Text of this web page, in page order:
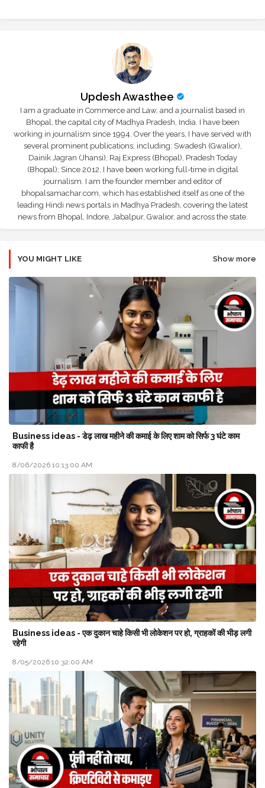
Updesh Awasthee
I am a graduate in Commerce and Law, and a journalist based in
Bhopal, the capital city of Madhya Pradesh, India. I have been
working in journalism since 1994. Over the years, I have served with
several prominent publications, including: Swadesh (Gwalior),
Dainik Jagran (Jhansi), Raj Express (Bhopal), Pradesh Today
(Bhopal); Since 2012, I have been working full-time in digital
journalism. I am the founder member and editor of
bhopalsamachar.com, which has established itself as one of the
leading Hindi news portals in Madhya Pradesh, covering the latest
news from Bhopal, Indore, Jabalpur, Gwalior, and across the state.
YOU MIGHT LIKE Show more
Business ideas - डेढ़ लाख महीने की कमाई के लिए शाम को सिर्फ 3 घंटे काम
काफी है
8/06/2026 10:13:00 AM
Business ideas - एक दुकान चाहे किसी भी लोकेशन पर हो, ग्राहकों की भीड़ लगी
रहेगी
8/05/2026 10:32:00 AM